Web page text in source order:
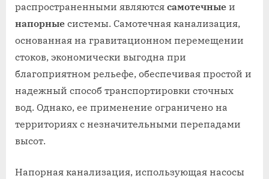
распространенными являются самотечные и
напорные системы. Самотечная канализация,
основанная на гравитационном перемещении
стоков, экономически выгодна при
благоприятном рельефе, обеспечивая простой и
надежный способ транспортировки сточных
вод. Однако, ее применение ограничено на
территориях с незначительными перепадами
высот.
Напорная канализация, использующая насосы